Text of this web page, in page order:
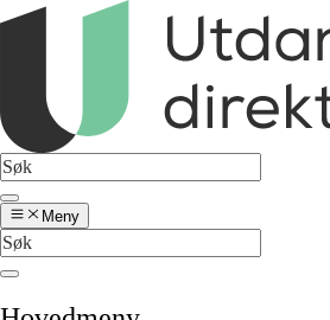
Meny